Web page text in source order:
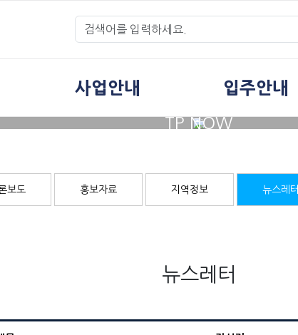
사업안내 입주안내
TP NOW
보도 홍보자료 지역정보 뉴스레터
뉴스레터